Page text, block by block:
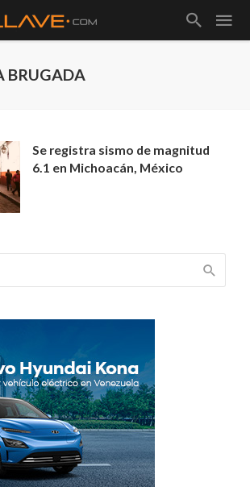
BRUGADA
Se registra sismo de magnitud
6.1 en Michoacán, México